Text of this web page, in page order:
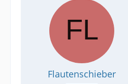
Flautenschieber